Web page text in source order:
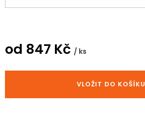
od 847 Kč / ks
cena:
VLOŽIT DO KOŠÍKU